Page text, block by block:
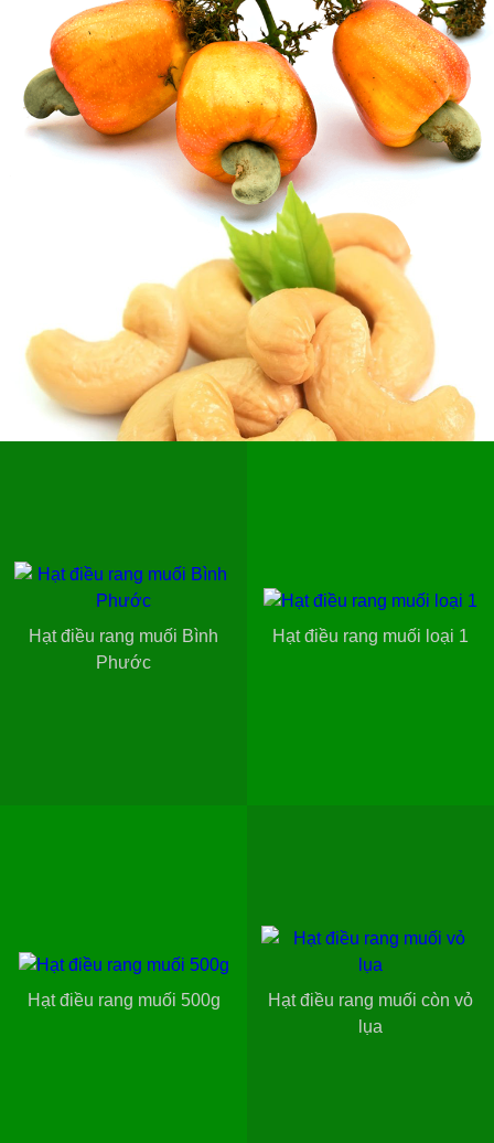
Hạt điều rang muối Bình
Phước
Hạt điều rang muối loại 1
Hạt điều rang muối 500g
Hạt điều rang muối còn vỏ
lụa